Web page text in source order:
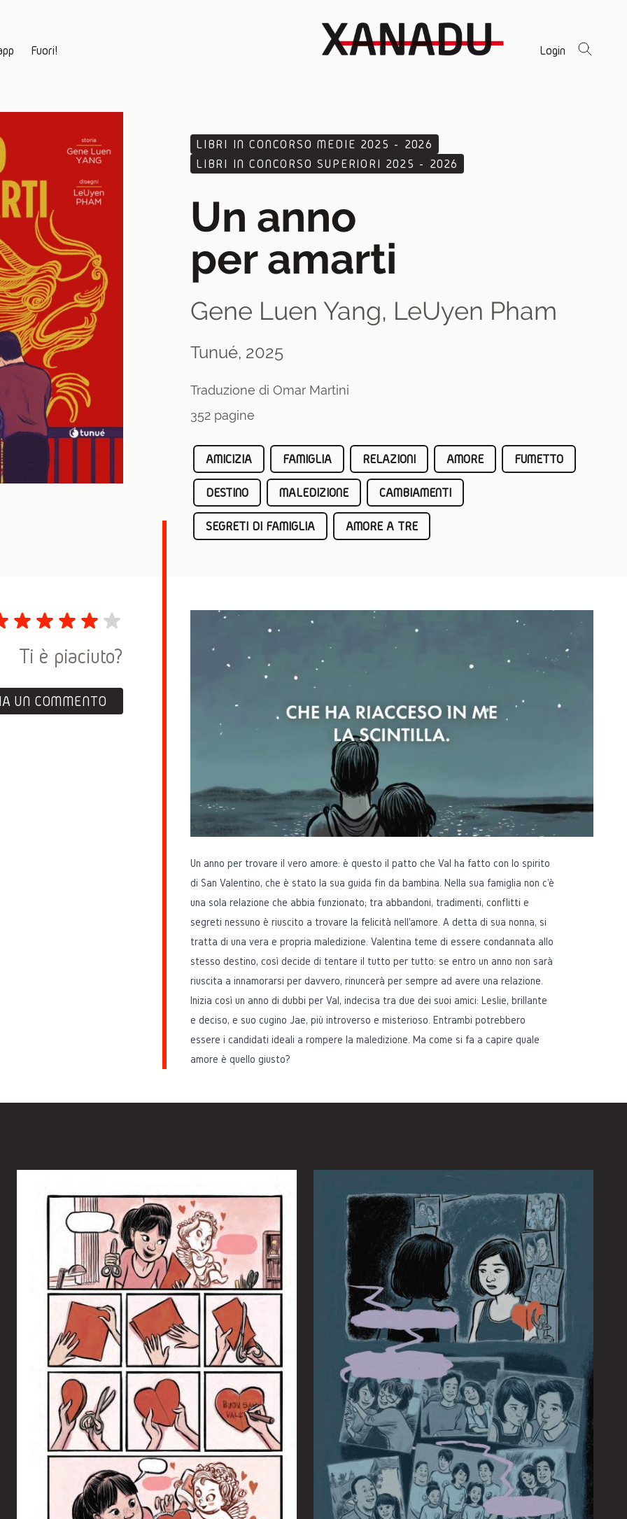
Fuori! Login
LIBRI IN CONCORSO MEDIE 2025 - 2026
LIBRI IN CONCORSO SUPERIORI 2025 - 2026
Un anno
per amarti
Gene Luen Yang, LeUyen Pham
Tunué, 2025
Traduzione di Omar Martini
352 pagine
AMICIZIA FAMIGLIA RELAZIONI AMORE FUMETTO
DESTINO MALEDIZIONE CAMBIAMENTI
SEGRETI DI FAMIGLIA AMORE A TRE
Ti è piaciuto?
UN COMMENTO
Un anno per trovare il vero amore: è questo il patto che Val ha fatto con lo spirito
di San Valentino, che è stato la sua guida fin da bambina. Nella sua famiglia non c'è
una sola relazione che abbia funzionato; tra abbandoni, tradimenti, conflitti e
segreti nessuno è riuscito a trovare la felicità nell'amore. A detta di sua nonna, si
tratta di una vera e propria maledizione. Valentina teme di essere condannata allo
stesso destino, così decide di tentare il tutto per tutto: se entro un anno non sarà
riuscita a innamorarsi per davvero, rinuncerà per sempre ad avere una relazione.
Inizia così un anno di dubbi per Val, indecisa tra due dei suoi amici: Leslie, brillante
e deciso, e suo cugino Jae, più introverso e misterioso. Entrambi potrebbero
essere i candidati ideali a rompere la maledizione. Ma come si fa a capire quale
amore è quello giusto?